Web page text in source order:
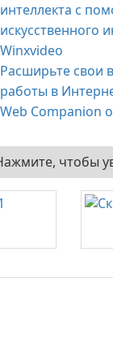
интеллекта с
искусственного
Winxvideo
Расширьте свои
работы в
Web Companion
чтобы